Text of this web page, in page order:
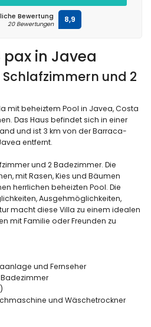
in Javea
und 2
mit beheiztem Pool in Javea, Costa
Das Haus befindet sich in einer
und ist 3 km von der Barraca-
entfernt.
und 2 Badezimmer. Die
mit Rasen, Kies und Bäumen
herrlichen beheizten Pool. Die
Ausgehmöglichkeiten,
macht diese Villa zu einem idealen
mit Familie oder Freunden zu
und Fernseher
und Wäschetrockner
Bewertung
20 Bewertungen 8,9